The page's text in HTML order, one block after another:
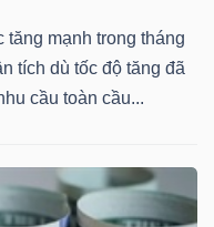
tăng mạnh trong tháng
tích dù tốc độ tăng đã
cầu toàn cầu...